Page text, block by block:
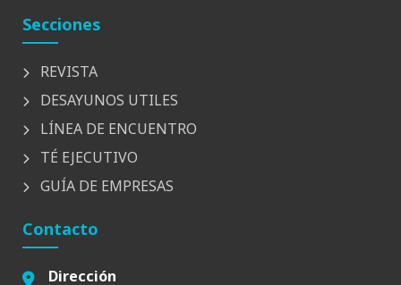
Secciones
REVISTA
DESAYUNOS UTILES
LÍNEA DE ENCUENTRO
TÉ EJECUTIVO
GUÍA DE EMPRESAS
Contacto
Dirección